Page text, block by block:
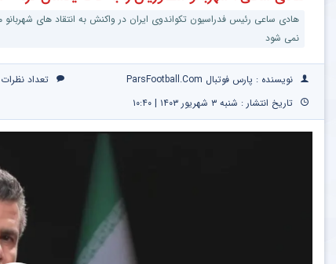
هادی ساعی رئیس فدراسیون تکواندوی ایران در واکنش به انتقاد های
نمی شود
نویسنده : پارس فوتبال ParsFootball.Com تعداد نظرات
تاریخ انتشار : شنبه ۳ شهریور ۱۴۰۳ | ۱۰:۴۰